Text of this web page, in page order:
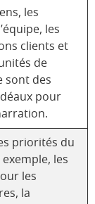
les
les
clients et
de
sont des
pour
priorités du
les
les
la